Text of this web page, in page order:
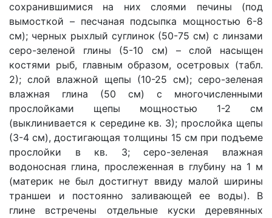
сохранившимися на них слоями печины (под
вымосткой – песчаная подсыпка мощностью 6-8
см); черных рыхлый суглинок (50-75 см) с линзами
серо-зеленой глины (5-10 см) – слой насыщен
костями рыб, главным образом, осетровых (табл.
2); слой влажной щепы (10-25 см); серо-зеленая
влажная глина (50 см) с многочисленными
прослойками щепы мощностью 1-2 см
(выклинивается к середине кв. 3); прослойка щепы
(3-4 см), достигающая толщины 15 см при подъеме
прослойки в кв. 3; серо-зеленая влажная
водоносная глина, прослеженная в глубину на 1 м
(материк не был достигнут ввиду малой ширины
траншеи и постоянно заливающей ее воды). В
глине встречены отдельные куски деревянных